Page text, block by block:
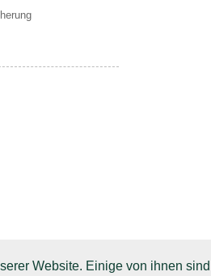
Website. Einige von ihnen sind